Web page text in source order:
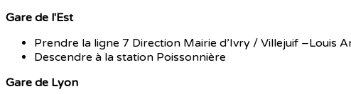
Gare de l'Est
Prendre la ligne 7 Direction Mairie d’Ivry / Villejuif –Louis
Descendre à la station Poissonnière
Gare de Lyon